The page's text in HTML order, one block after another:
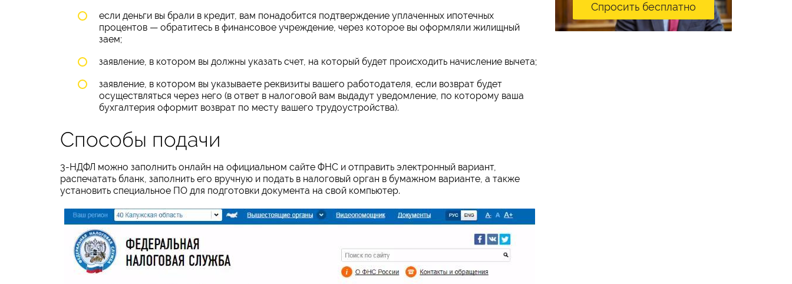
если деньги вы брали в кредит, вам понадобится подтверждение уплаченных ипотечных
процентов — обратитесь в финансовое учреждение, через которое вы оформляли жилищный
заем;
заявление, в котором вы должны указать счет, на который будет происходить начисление вычета;
заявление, в котором вы указываете реквизиты вашего работодателя, если возврат будет
осуществляться через него (в ответ в налоговой вам выдадут уведомление, по которому ваша
бухгалтерия оформит возврат по месту вашего трудоустройства).
Способы подачи
3-НДФЛ можно заполнить онлайн на официальном сайте ФНС и отправить электронный вариант,
распечатать бланк, заполнить его вручную и подать в налоговый орган в бумажном варианте, а также
установить специальное ПО для подготовки документа на свой компьютер.
Спросить бесплатно